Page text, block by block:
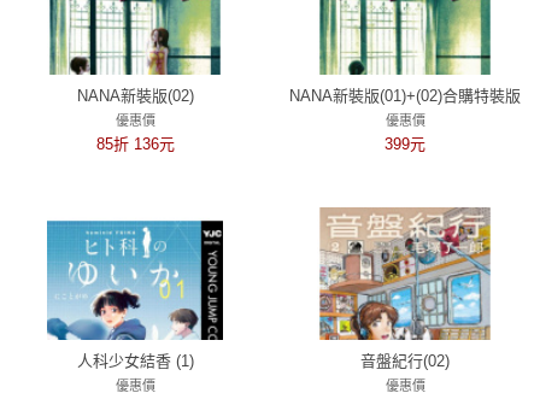
NANA新裝版(02)
優惠價
85折 136元
NANA新裝版(01)+(02)合購特裝版
優惠價
399元
人科少女結香 (1)
優惠價
音盤紀行(02)
優惠價